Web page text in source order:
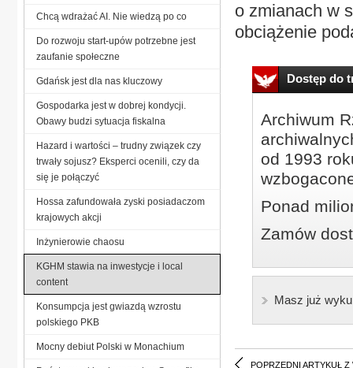
o zmianach w
obciążenie
Dostęp do
Archiwum
od 1993
Ponad
Zamów
Masz już
POPRZEDNI ARTYKUŁ Z
Chcą wdrażać AI. Nie wiedzą po co
Do rozwoju start-upów potrzebne jest
zaufanie społeczne
Gdańsk jest dla nas kluczowy
Gospodarka jest w dobrej kondycji.
Obawy budzi sytuacja fiskalna
Hazard i wartości – trudny związek czy
trwały sojusz? Eksperci ocenili, czy da
się je połączyć
Hossa zafundowała zyski posiadaczom
krajowych akcji
Inżynierowie chaosu
KGHM stawia na inwestycje i local
content
Konsumpcja jest gwiazdą wzrostu
polskiego PKB
Mocny debiut Polski w Monachium